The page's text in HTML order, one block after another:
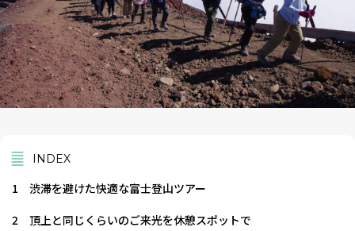
INDEX
1
渋滞を避けた快適な富士登山ツアー
2
頂上と同じくらいのご来光を休憩スポットで